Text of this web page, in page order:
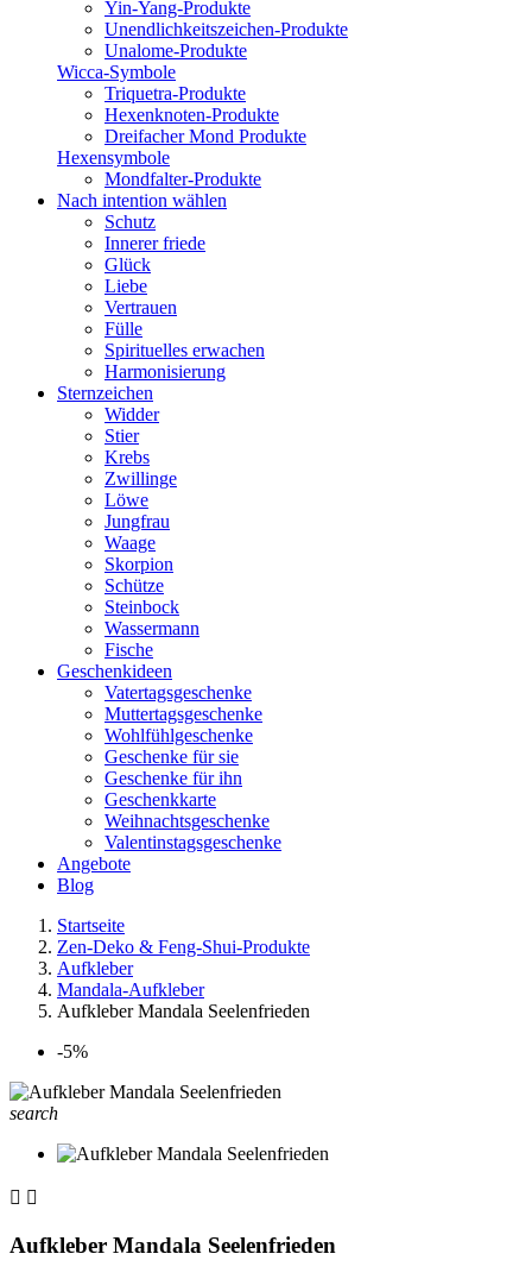
Yin-Yang-Produkte
Unendlichkeitszeichen-Produkte
Unalome-Produkte
Wicca-Symbole
Triquetra-Produkte
Hexenknoten-Produkte
Dreifacher Mond Produkte
Hexensymbole
Mondfalter-Produkte
Nach intention wählen
Schutz
Innerer friede
Glück
Liebe
Vertrauen
Fülle
Spirituelles erwachen
Harmonisierung
Sternzeichen
Widder
Stier
Krebs
Zwillinge
Löwe
Jungfrau
Waage
Skorpion
Schütze
Steinbock
Wassermann
Fische
Geschenkideen
Vatertagsgeschenke
Muttertagsgeschenke
Wohlfühlgeschenke
Geschenke für sie
Geschenke für ihn
Geschenkkarte
Weihnachtsgeschenke
Valentinstagsgeschenke
Angebote
Blog
Startseite
Zen-Deko & Feng-Shui-Produkte
Aufkleber
Mandala-Aufkleber
Aufkleber Mandala Seelenfrieden
-5%
search
 
Aufkleber Mandala Seelenfrieden